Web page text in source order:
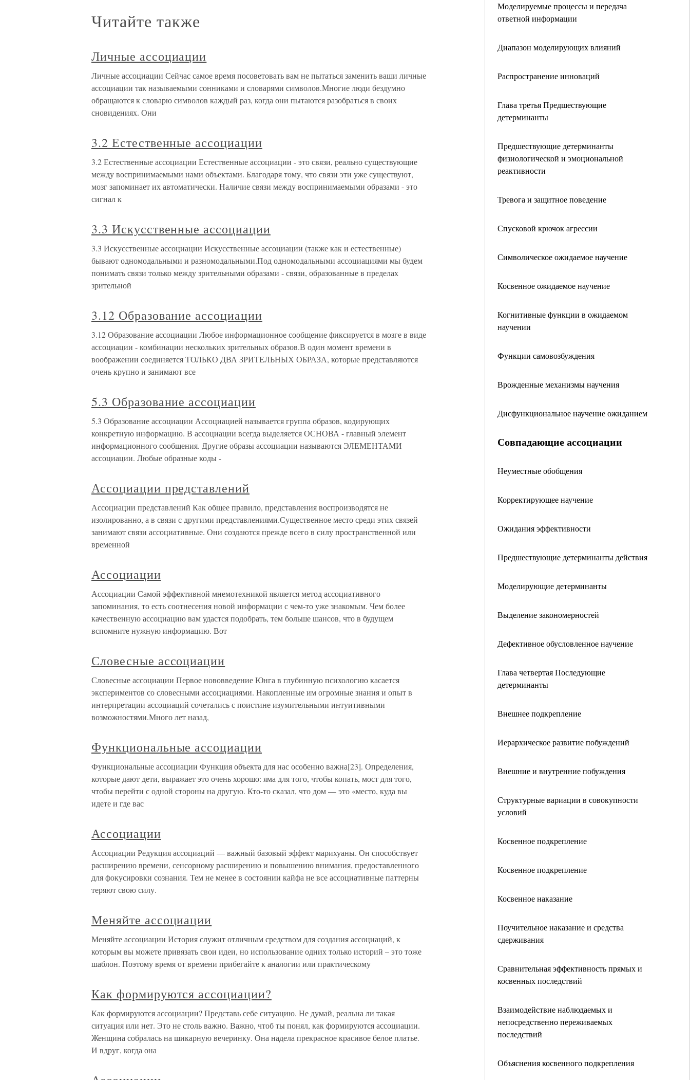
Моделируемые процессы и передача
ответной информации
Диапазон моделирующих влияний
Распространение инноваций
Глава третья Предшествующие
детерминанты
Предшествующие детерминанты
физиологической и эмоциональной
реактивности
Тревога и защитное поведение
Спусковой крючок агрессии
Символическое ожидаемое научение
Косвенное ожидаемое научение
Когнитивные функции в ожидаемом
научении
Функции самовозбуждения
Врожденные механизмы научения
Дисфункциональное научение ожиданием
Совпадающие ассоциации
Неуместные обобщения
Корректирующее научение
Ожидания эффективности
Предшествующие детерминанты действия
Моделирующие детерминанты
Выделение закономерностей
Дефективное обусловленное научение
Глава четвертая Последующие
детерминанты
Внешнее подкрепление
Иерархическое развитие побуждений
Внешние и внутренние побуждения
Структурные вариации в совокупности
условий
Косвенное подкрепление
Косвенное подкрепление
Косвенное наказание
Поучительное наказание и средства
сдерживания
Сравнительная эффективность прямых и
косвенных последствий
Взаимодействие наблюдаемых и
непосредственно переживаемых
последствий
Объяснения косвенного подкрепления
Читайте также
Личные ассоциации
Личные ассоциации Сейчас самое время посоветовать вам не пытаться заменить ваши личные
ассоциации так называемыми сонниками и словарями символов.Многие люди бездумно
обращаются к словарю символов каждый раз, когда они пытаются разобраться в своих
сновидениях. Они
3.2 Естественные ассоциации
3.2 Естественные ассоциации Естественные ассоциации - это связи, реально существующие
между воспринимаемыми нами объектами. Благодаря тому, что связи эти уже существуют,
мозг запоминает их автоматически. Наличие связи между воспринимаемыми образами - это
сигнал к
3.3 Искусственные ассоциации
3.3 Искусственные ассоциации Искусственные ассоциации (также как и естественные)
бывают одномодальными и разномодальными.Под одномодальными ассоциациями мы будем
понимать связи только между зрительными образами - связи, образованные в пределах
зрительной
3.12 Образование ассоциации
3.12 Образование ассоциации Любое информационное сообщение фиксируется в мозге в виде
ассоциации - комбинации нескольких зрительных образов.В один момент времени в
воображении соединяется ТОЛЬКО ДВА ЗРИТЕЛЬНЫХ ОБРАЗА, которые представляются
очень крупно и занимают все
5.3 Образование ассоциации
5.3 Образование ассоциации Ассоциацией называется группа образов, кодирующих
конкретную информацию. В ассоциации всегда выделяется ОСНОВА - главный элемент
информационного сообщения. Другие образы ассоциации называются ЭЛЕМЕНТАМИ
ассоциации. Любые образные коды -
Ассоциации представлений
Ассоциации представлений Как общее правило, представления воспроизводятся не
изолированно, а в связи с другими представлениями.Существенное место среди этих связей
занимают связи ассоциативные. Они создаются прежде всего в силу пространственной или
временной
Ассоциации
Ассоциации Самой эффективной мнемотехникой является метод ассоциативного
запоминания, то есть соотнесения новой информации с чем-то уже знакомым. Чем более
качественную ассоциацию вам удастся подобрать, тем больше шансов, что в будущем
вспомните нужную информацию. Вот
Словесные ассоциации
Словесные ассоциации Первое нововведение Юнга в глубинную психологию касается
экспериментов со словесными ассоциациями. Накопленные им огромные знания и опыт в
интерпретации ассоциаций сочетались с поистине изумительными интуитивными
возможностями.Много лет назад,
Функциональные ассоциации
Функциональные ассоциации Функция объекта для нас особенно важна[23]. Определения,
которые дают дети, выражает это очень хорошо: яма для того, чтобы копать, мост для того,
чтобы перейти с одной стороны на другую. Кто-то сказал, что дом — это «место, куда вы
идете и где вас
Ассоциации
Ассоциации Редукция ассоциаций — важный базовый эффект марихуаны. Он способствует
расширению времени, сенсорному расширению и повышению внимания, предоставленного
для фокусировки сознания. Тем не менее в состоянии кайфа не все ассоциативные паттерны
теряют свою силу.
Меняйте ассоциации
Меняйте ассоциации История служит отличным средством для создания ассоциаций, к
которым вы можете привязать свои идеи, но использование одних только историй – это тоже
шаблон. Поэтому время от времени прибегайте к аналогии или практическому
Как формируются ассоциации?
Как формируются ассоциации? Представь себе ситуацию. Не думай, реальна ли такая
ситуация или нет. Это не столь важно. Важно, чтоб ты понял, как формируются ассоциации.
Женщина собралась на шикарную вечеринку. Она надела прекрасное красивое белое платье.
И вдруг, когда она